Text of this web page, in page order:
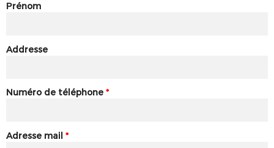
Prénom
Addresse
Numéro de téléphone *
Adresse mail *